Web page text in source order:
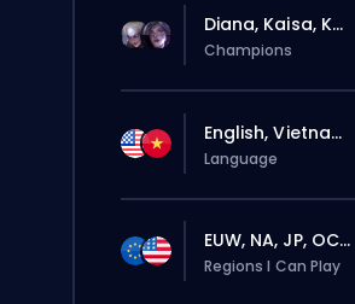
Diana, Kaisa, K...
Champions
English, Vietna...
Language
EUW, NA, JP, OC...
Regions I Can Play